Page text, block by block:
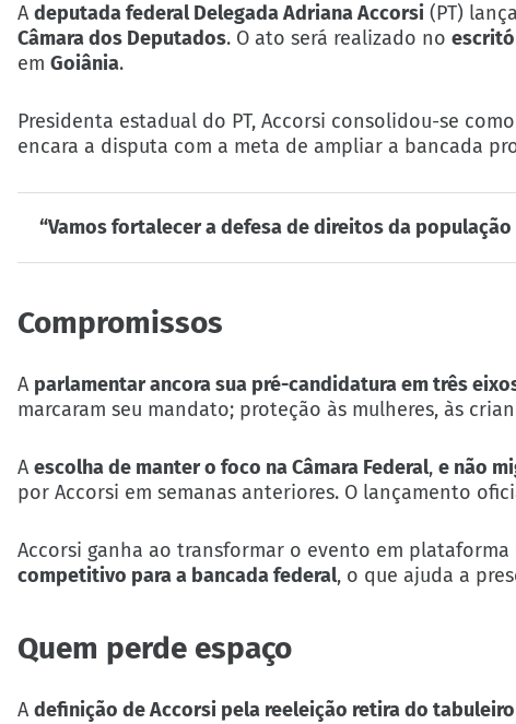
A deputada federal Delegada Adriana Accorsi (PT)
Câmara dos Deputados. O ato será realizado no
em Goiânia.
Presidenta estadual do PT, Accorsi consolidou-se
encara a disputa com a meta de ampliar a bancada
“Vamos fortalecer a defesa de direitos da
Compromissos
A parlamentar ancora sua pré-candidatura em três
marcaram seu mandato; proteção às mulheres, às
A escolha de manter o foco na Câmara Federal, e não
por Accorsi em semanas anteriores. O lançamento
Accorsi ganha ao transformar o evento em
competitivo para a bancada federal, o que ajuda a
Quem perde espaço
A definição de Accorsi pela reeleição retira do